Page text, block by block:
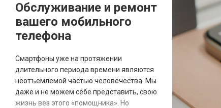
загородных домов. Это произошло
благодаря уникальным эксплуатационным
качествам этого, об...
Обслуживание и ремонт
вашего мобильного
телефона
Смартфоны уже на протяжении
длительного периода времени являются
неотъемлемой частью человечества. Мы
даже и не можем себе представить, свою
жизнь вез этого «помощника». Но